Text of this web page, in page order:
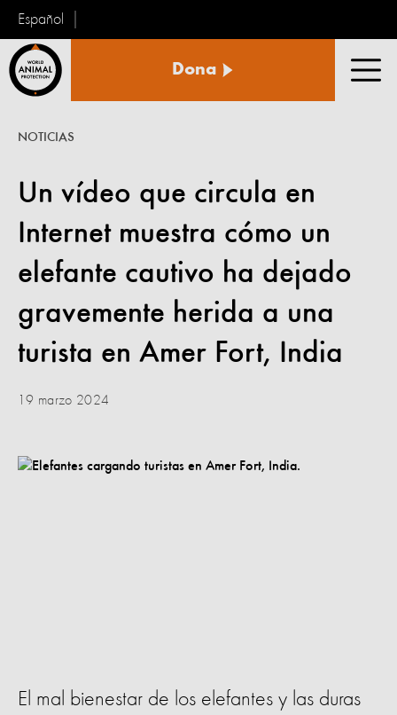
Español
Animal
Dona
Un vídeo que circula en
Internet muestra cómo un
elefante cautivo ha dejado
gravemente herida a una
turista en Amer Fort, India
NOTICIAS
19 marzo 2024
El mal bienestar de los elefantes y las duras